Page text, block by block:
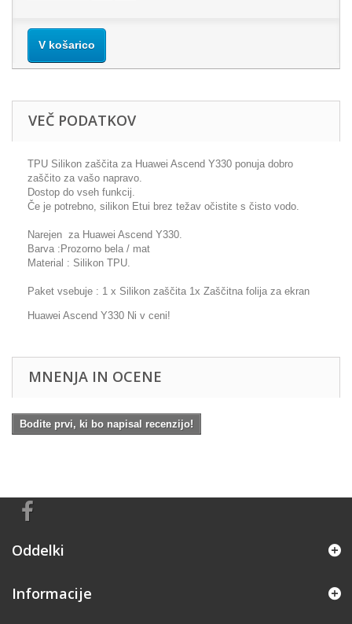
V košarico
VEČ PODATKOV
TPU Silikon zaščita za Huawei Ascend Y330 ponuja dobro
zaščito za vašo napravo.
Dostop do vseh funkcij.
Če je potrebno, silikon Etui brez težav očistite s čisto vodo.
Narejen za Huawei Ascend Y330.
Barva :Prozorno bela / mat
Material : Silikon TPU.
Paket vsebuje : 1 x Silikon zaščita 1x Zaščitna folija za ekran
Huawei Ascend Y330 Ni v ceni!
MNENJA IN OCENE
Bodite prvi, ki bo napisal recenzijo!
Oddelki
Informacije